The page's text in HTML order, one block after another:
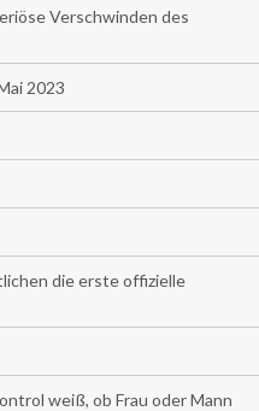
Verschwinden des
2023
die erste offizielle
weiß, ob Frau oder Mann